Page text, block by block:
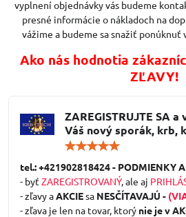
vyplnení objednávky vás budeme
presné informácie o nákladoch na
vážime a budeme sa snažiť ponúknuť
Ako nás hodnotia
ZĽAVY!
ZAREGISTRUJTE SA
Váš nový sporák, krb,
/
5
tel.: +421902818424 - PODMIENKY
- byť ZAREGISTROVANÝ, ale aj
- zľavy aAKCIEsa NESČÍTAVAJÚ -
- zľava je len na tovar, ktorý nie je v